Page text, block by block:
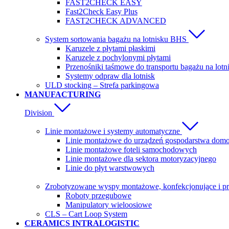
FAST2CHECK EASY
Fast2Check Easy Plus
FAST2CHECK ADVANCED
System sortowania bagażu na lotnisku BHS
Karuzele z płytami płaskimi
Karuzele z pochylonymi płytami
Przenośniki taśmowe do transportu bagażu na
Systemy odpraw dla lotnisk
ULD stocking – Strefa parkingowa
MANUFACTURING
Division
Linie montażowe i systemy automatyczne
Linie montażowe do urządzeń gospodarstwa
Linie montażowe foteli samochodowych
Linie montażowe dla sektora motoryzacyjnego
Linie do płyt warstwowych
Zrobotyzowane wyspy montażowe, konfekcjonujące i
Roboty przegubowe
Manipulatory wieloosiowe
CLS – Cart Loop System
CERAMICS INTRALOGISTIC